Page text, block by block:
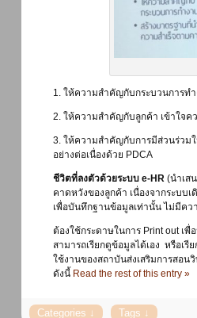
1. ให้ความสำคัญกับกระบวนการท
2. ให้ความสำคัญกับลูกค้า เข้าใจ
3. ให้ความสำคัญกับการมีส่วนร่วม
อย่างต่อเนื่องด้วย PDCA
ชีวิตที่ลงตัวด้วยระบบ e-HR (นำเส
คาดหวังของลูกค้า เนื่องจากระบบ
เพื่อบันทึกฐานข้อมูลเท่านั้น ไม่มีคว
ต้องใช้กระดาษในการ Print out เ
สามารถเรียกดูข้อมูลได้เอง หรือเรี
ใช้งานของสถาบันส่งเสริมการสอ
ดังนี้ Read the rest of this entry »